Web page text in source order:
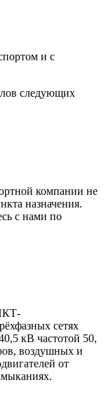
и с
следующих
компании не
назначения.
с нами по
сетях
кВ частотой 50,
воздушных и
от